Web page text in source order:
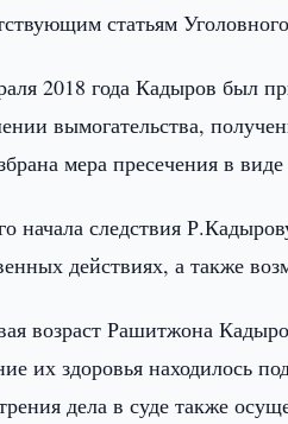
статьям
2018 года Кадыров был
вымогательства,
мера пресечения в
начала следствия
действиях, а также
возраст Рашитжона
их здоровья находилось
дела в суде также